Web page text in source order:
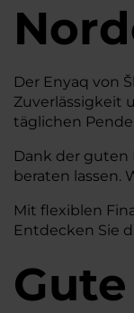
Der Enyaq von
Zuverlässigkeit
täglichen
Dank der guten
beraten lassen.
Mit flexiblen
Entdecken Sie